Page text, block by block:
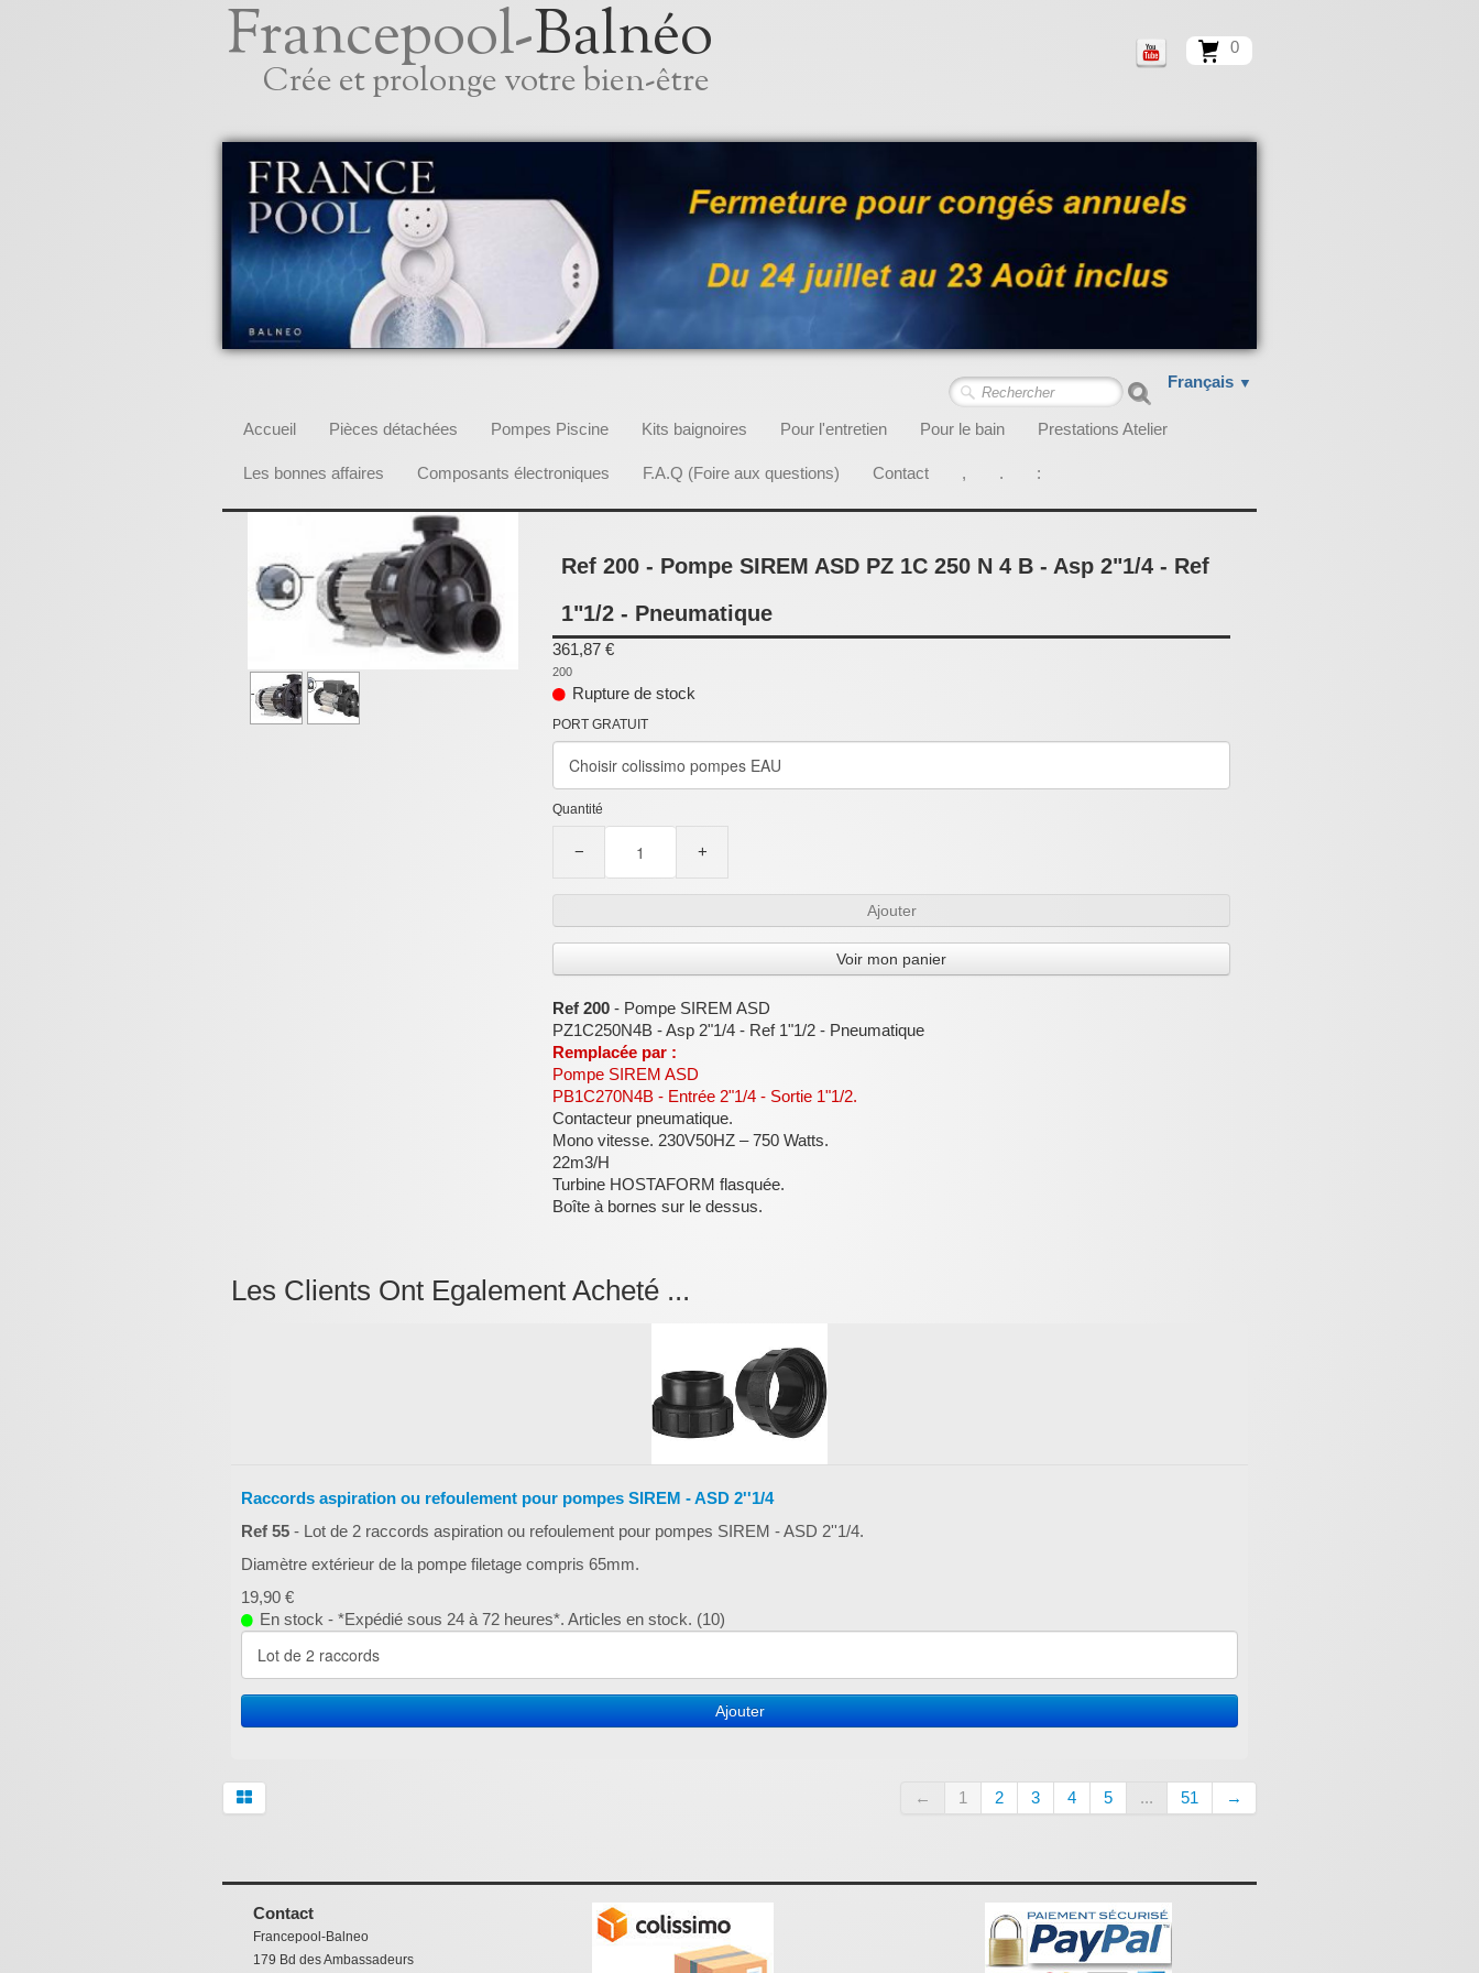
Francepool-Balnéo
Crée et prolonge votre bien-être
0
Français ▼
Accueil Pièces détachées Pompes Piscine Kits baignoires Pour l'entretien Pour le bain Prestations Atelier
Les bonnes affaires Composants électroniques F.A.Q (Foire aux questions) Contact , . :
Ref 200 - Pompe SIREM ASD PZ 1C 250 N 4 B - Asp 2"1/4 - Ref
1"1/2 - Pneumatique
361,87 €
200
Rupture de stock
PORT GRATUIT
Quantité
− +
Ajouter
Voir mon panier
Ref 200 - Pompe SIREM ASD
PZ1C250N4B - Asp 2"1/4 - Ref 1"1/2 - Pneumatique
Remplacée par :
Pompe SIREM ASD
PB1C270N4B - Entrée 2"1/4 - Sortie 1"1/2.
Contacteur pneumatique.
Mono vitesse. 230V50HZ – 750 Watts.
22m3/H
Turbine HOSTAFORM flasquée.
Boîte à bornes sur le dessus.
Les Clients Ont Egalement Acheté ...
Raccords aspiration ou refoulement pour pompes SIREM - ASD 2''1/4
Ref 55 - Lot de 2 raccords aspiration ou refoulement pour pompes SIREM - ASD 2''1/4.
Diamètre extérieur de la pompe filetage compris 65mm.
19,90 €
En stock - *Expédié sous 24 à 72 heures*. Articles en stock. (10)
Ajouter
← 1 2 3 4 5 ... 51 →
Contact
Francepool-Balneo
179 Bd des Ambassadeurs